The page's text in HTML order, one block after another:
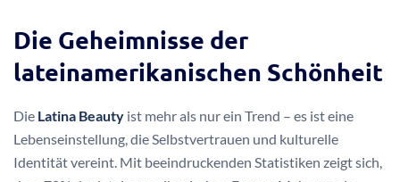
Die Geheimnisse der
lateinamerikanischen Schönheit
Die Latina Beauty ist mehr als nur ein Trend – es ist eine
Lebenseinstellung, die Selbstvertrauen und kulturelle
Identität vereint. Mit beeindruckenden Statistiken zeigt sich,